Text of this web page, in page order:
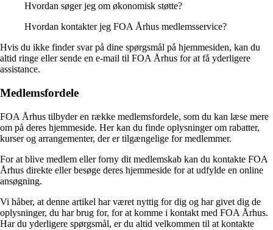
Hvordan søger jeg om økonomisk støtte?
Hvordan kontakter jeg FOA Århus medlemsservice?
Hvis du ikke finder svar på dine spørgsmål på hjemmesiden, kan du
altid ringe eller sende en e-mail til FOA Århus for at få yderligere
assistance.
Medlemsfordele
FOA Århus tilbyder en række medlemsfordele, som du kan læse mere
om på deres hjemmeside. Her kan du finde oplysninger om rabatter,
kurser og arrangementer, der er tilgængelige for medlemmer.
For at blive medlem eller forny dit medlemskab kan du kontakte FOA
Århus direkte eller besøge deres hjemmeside for at udfylde en online
ansøgning.
Vi håber, at denne artikel har været nyttig for dig og har givet dig de
oplysninger, du har brug for, for at komme i kontakt med FOA Århus.
Har du yderligere spørgsmål, er du altid velkommen til at kontakte